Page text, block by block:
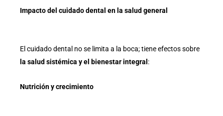
Impacto del cuidado dental en la salud general
El cuidado dental no se limita a la boca; tiene efectos sobre
la salud sistémica y el bienestar integral :
Nutrición y crecimiento